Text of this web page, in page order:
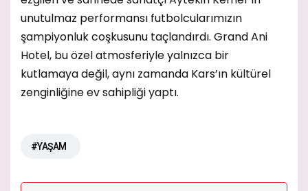
unutulmaz performansı futbolcularımızın
şampiyonluk coşkusunu taçlandırdı. Grand Ani
Hotel, bu özel atmosferiyle yalnızca bir
kutlamaya değil, aynı zamanda Kars’ın kültürel
zenginliğine ev sahipliği yaptı.
#YAŞAM